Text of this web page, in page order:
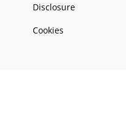
Disclosure
Cookies